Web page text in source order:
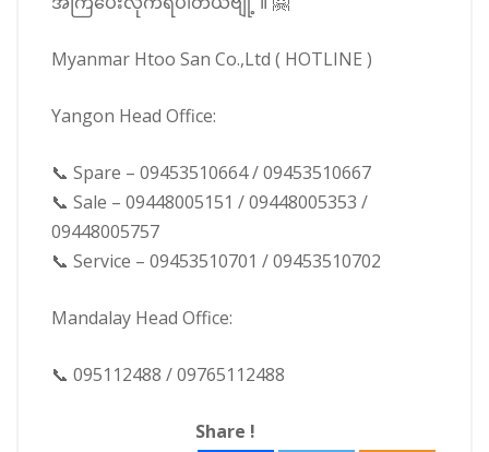
Myanmar Htoo San Co.,Ltd ( HOTLINE )
Yangon Head Office:
📞 Spare – 09453510664 / 09453510667
📞 Sale – 09448005151 / 09448005353 /
09448005757
📞 Service – 09453510701 / 09453510702
Mandalay Head Office:
📞 095112488 / 09765112488
Share !